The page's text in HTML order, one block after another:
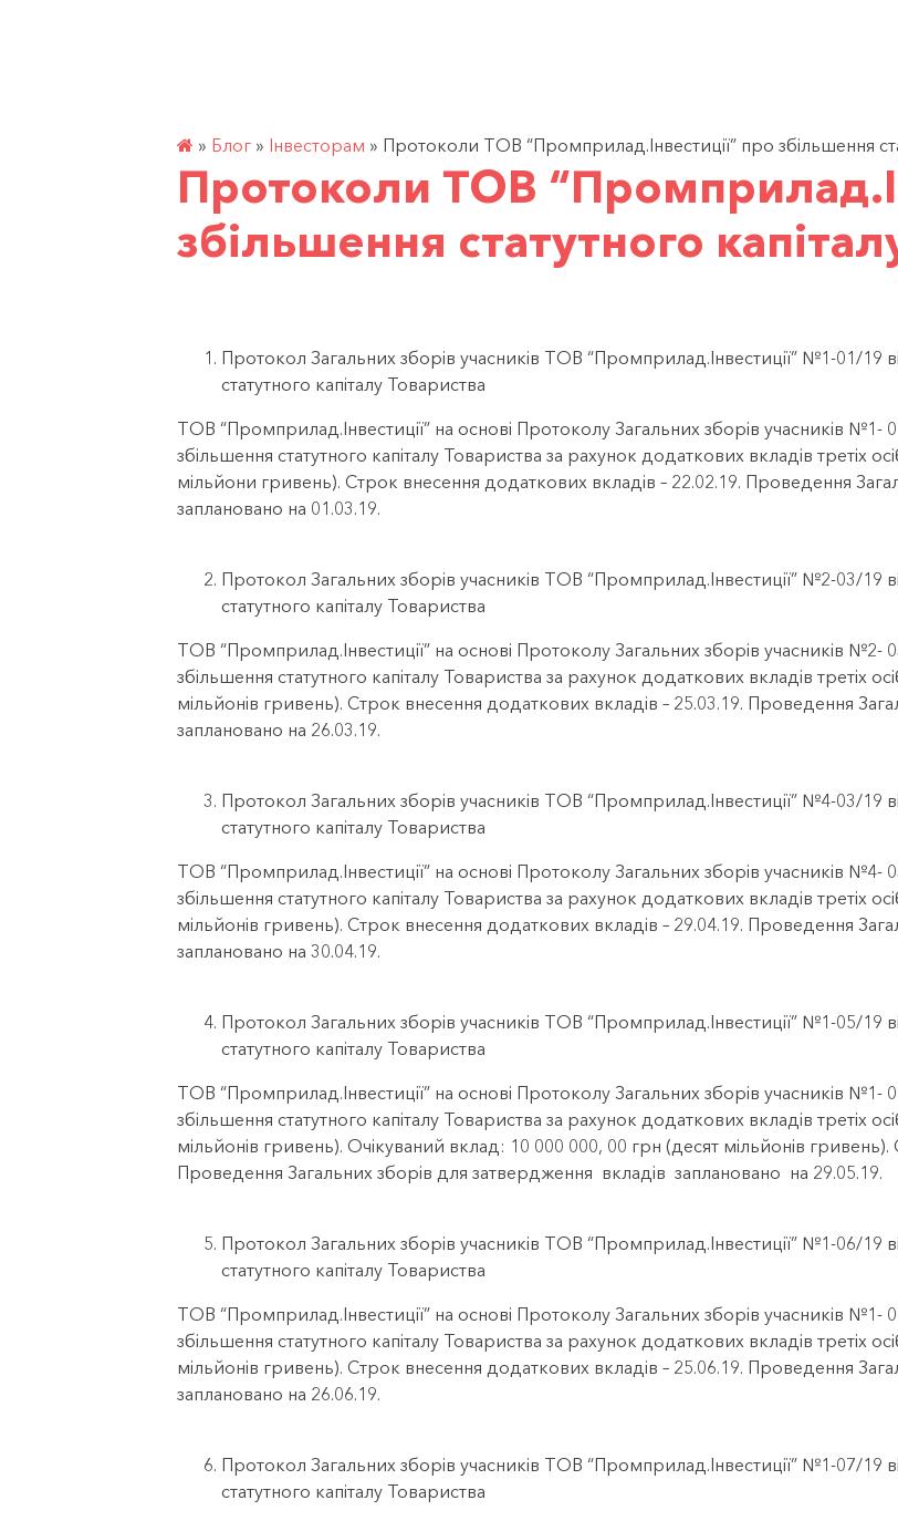
» Блог » Інвесторам » Протоколи ТОВ “Промприлад.Інвестиції” про збільшення
Протоколи ТОВ
збільшення статутного
Протокол Загальних зборів учасників ТОВ “Промприлад.Інвестиції” №1-01/
статутного капіталу Товариства
ТОВ “Промприлад.Інвестиції” на основі Протоколу Загальних зборів учасників
збільшення статутного капіталу Товариства за рахунок додаткових вкладів третіх
мільйони гривень). Строк внесення додаткових вкладів – 22.02.19. Проведення
заплановано на 01.03.19.
Протокол Загальних зборів учасників ТОВ “Промприлад.Інвестиції” №2-03/
статутного капіталу Товариства
ТОВ “Промприлад.Інвестиції” на основі Протоколу Загальних зборів учасників
збільшення статутного капіталу Товариства за рахунок додаткових вкладів третіх
мільйонів гривень). Строк внесення додаткових вкладів – 25.03.19. Проведення
заплановано на 26.03.19.
Протокол Загальних зборів учасників ТОВ “Промприлад.Інвестиції” №4-03/
статутного капіталу Товариства
ТОВ “Промприлад.Інвестиції” на основі Протоколу Загальних зборів учасників
збільшення статутного капіталу Товариства за рахунок додаткових вкладів третіх
мільйонів гривень). Строк внесення додаткових вкладів – 29.04.19. Проведення
заплановано на 30.04.19.
Протокол Загальних зборів учасників ТОВ “Промприлад.Інвестиції” №1-05/
статутного капіталу Товариства
ТОВ “Промприлад.Інвестиції” на основі Протоколу Загальних зборів учасників
збільшення статутного капіталу Товариства за рахунок додаткових вкладів третіх
мільйонів гривень). Очікуваний вклад: 10 000 000, 00 грн (десят мільйонів
Проведення Загальних зборів для затвердження вкладів заплановано на 29.05.19.
Протокол Загальних зборів учасників ТОВ “Промприлад.Інвестиції” №1-06/
статутного капіталу Товариства
ТОВ “Промприлад.Інвестиції” на основі Протоколу Загальних зборів учасників
збільшення статутного капіталу Товариства за рахунок додаткових вкладів третіх
мільйонів гривень). Строк внесення додаткових вкладів – 25.06.19. Проведення
заплановано на 26.06.19.
Протокол Загальних зборів учасників ТОВ “Промприлад.Інвестиції” №1-07/
статутного капіталу Товариства